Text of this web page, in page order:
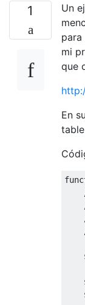
$et.
$(
1
Un
para
mi
que
En